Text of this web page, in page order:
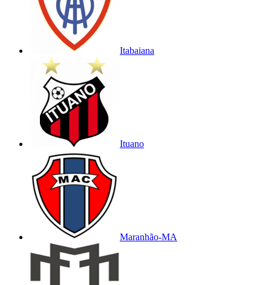
Itabaiana
Ituano
Maranhão-MA